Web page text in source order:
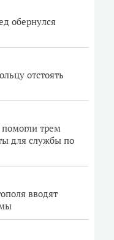
обернулся
отстоять
трем
для службы по
вводят